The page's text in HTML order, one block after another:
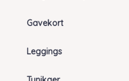
Gavekort
Leggings